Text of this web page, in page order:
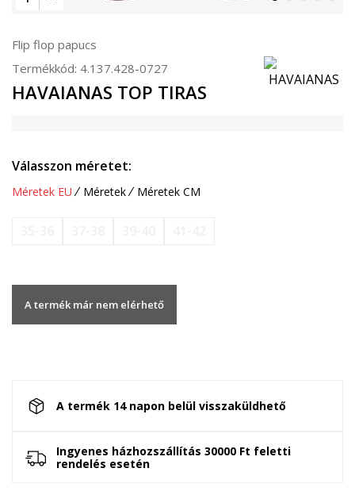
Flip flop papucs
Termékkód: 4.137.428-0727
HAVAIANAS TOP TIRAS
Válasszon méretet:
Méretek EU Méretek Méretek CM
A termék már nem elérhető
A termék 14 napon belül visszaküldhető
Ingyenes házhozszállítás 30000 Ft feletti
rendelés esetén